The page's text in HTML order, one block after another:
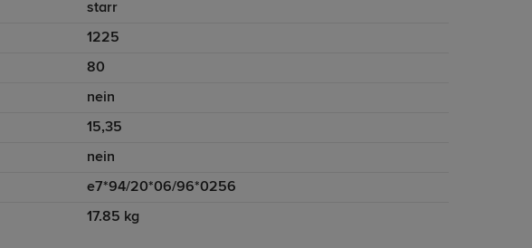
starr
1225
80
nein
15,35
nein
e7*94/20*06/96*0256
17.85 kg